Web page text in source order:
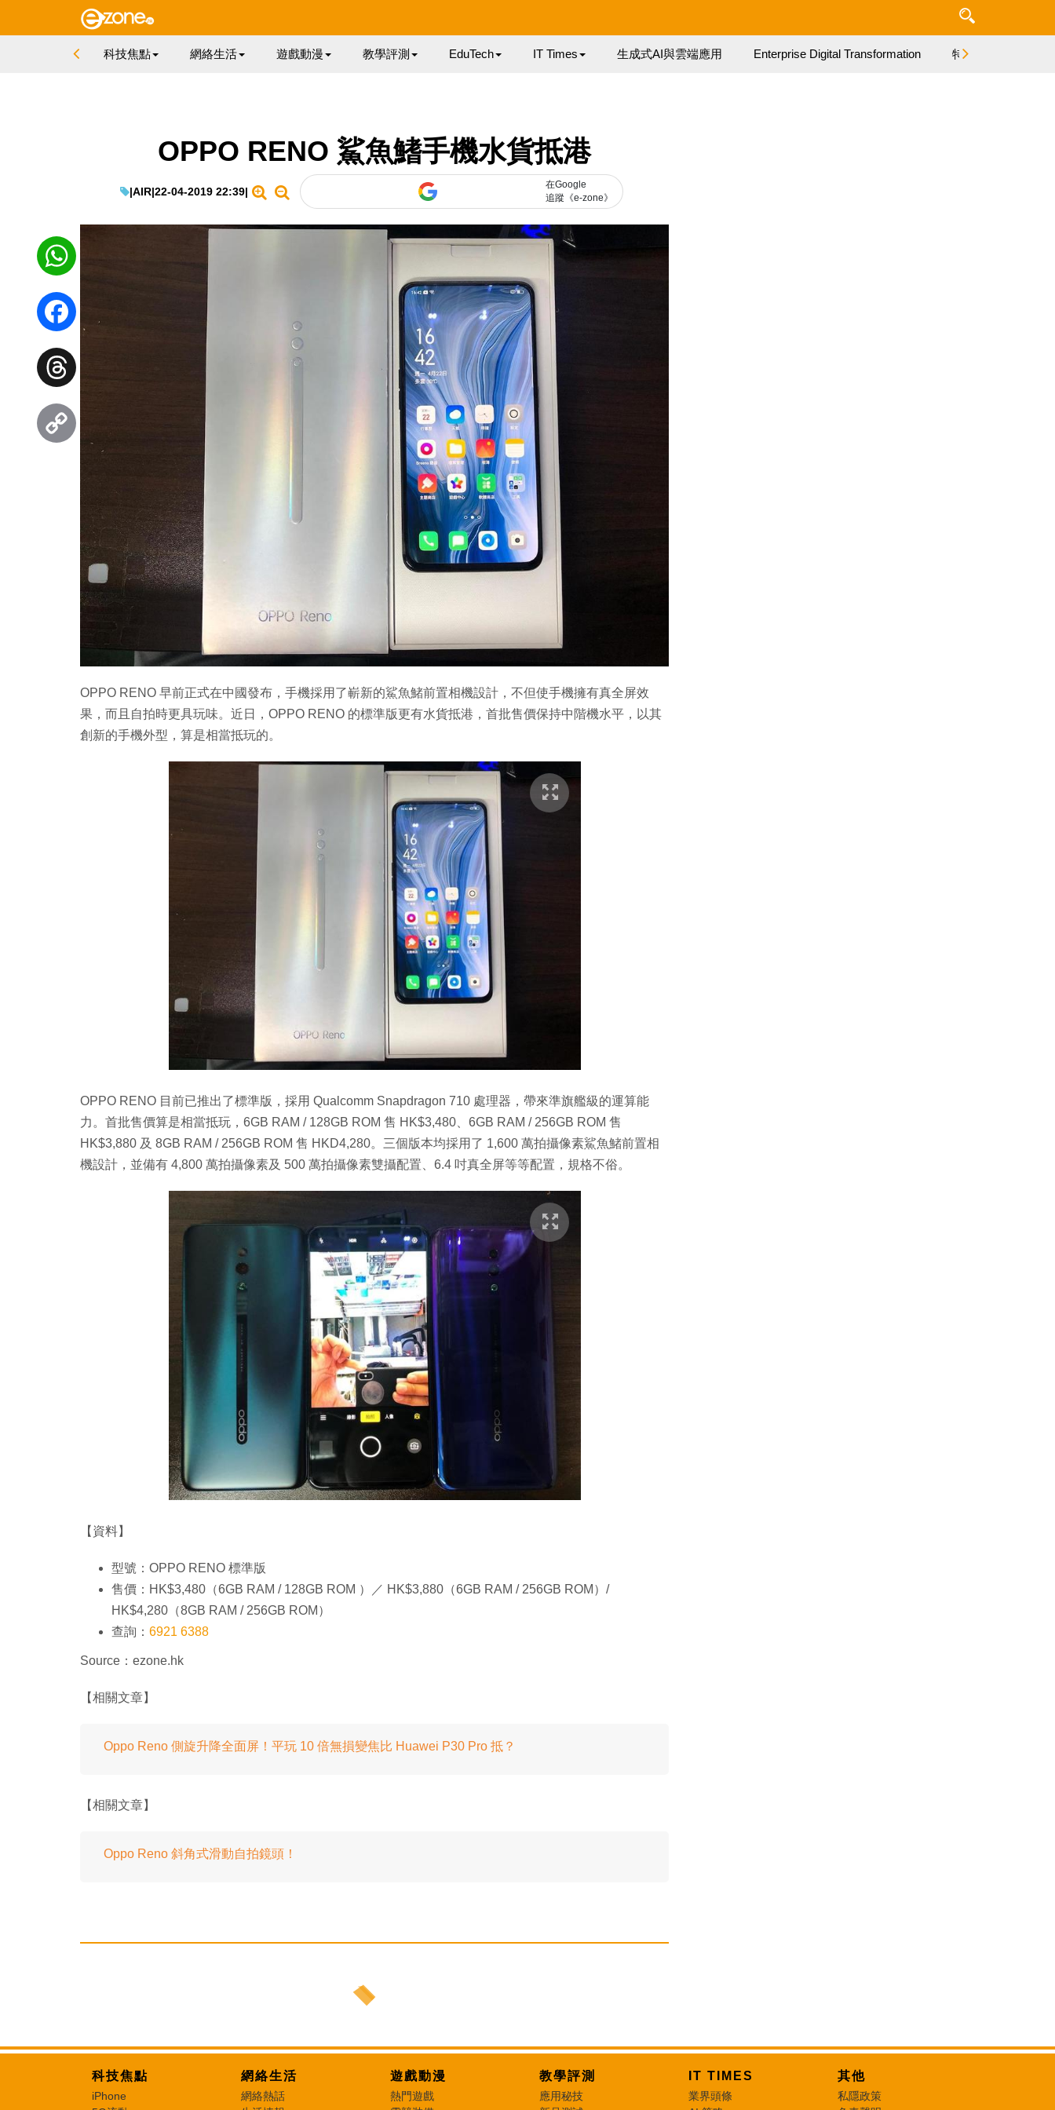
科技焦點 網絡生活 遊戲動漫 教學評測 EduTech IT Times 生成式AI與雲端應用 Enterprise Digital Transformation 特集
OPPO RENO 鯊魚鰭手機水貨抵港
|AIR|22-04-2019 22:39|
在Google
追蹤《e-zone》
OPPO RENO 早前正式在中國發布，手機採用了嶄新的鯊魚鯺前置相機設計，不但使手機擁有真全屏效
果，而且自拍時更具玩味。近日，OPPO RENO 的標準版更有水貨抵港，首批售價保持中階機水平，以其
創新的手機外型，算是相當抵玩的。
OPPO RENO 目前已推出了標準版，採用 Qualcomm Snapdragon 710 處理器，帶來準旗艦級的運算能
力。首批售價算是相當抵玩，6GB RAM / 128GB ROM 售 HK$3,480、6GB RAM / 256GB ROM 售
HK$3,880 及 8GB RAM / 256GB ROM 售 HKD4,280。三個版本均採用了 1,600 萬拍攝像素鯊魚鯺前置相
機設計，並備有 4,800 萬拍攝像素及 500 萬拍攝像素雙攝配置、6.4 吋真全屏等等配置，規格不俗。
【資料】
型號：OPPO RENO 標準版
售價：HK$3,480（6GB RAM / 128GB ROM ）／ HK$3,880（6GB RAM / 256GB ROM）/
HK$4,280（8GB RAM / 256GB ROM）
查詢： 6921 6388
Source：ezone.hk
【相關文章】
Oppo Reno 側旋升降全面屏！平玩 10 倍無損變焦比 Huawei P30 Pro 抵？
【相關文章】
Oppo Reno 斜角式滑動自拍鏡頭！
WhatsApp
Facebook
Threads
科技焦點
iPhone
網絡生活
網絡熱話
遊戲動漫
熱門遊戲
教學評測
應用秘技
IT TIMES
業界頭條
其他
私隱政策